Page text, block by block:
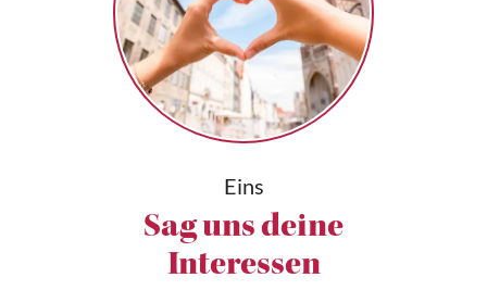
Eins
Sag uns deine
Interessen